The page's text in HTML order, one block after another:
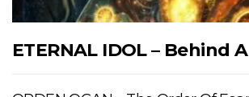
ETERNAL IDOL – Behind